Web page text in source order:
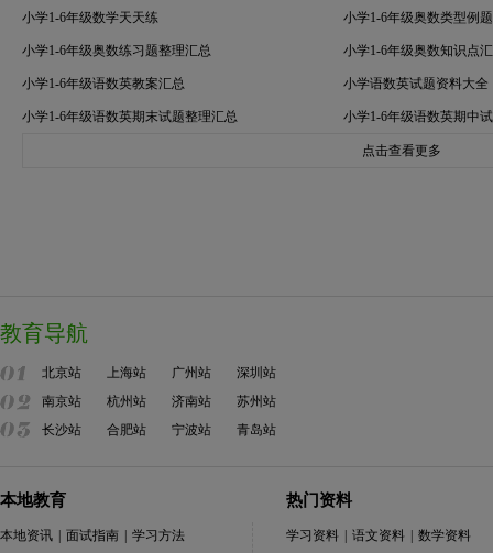
小学1-6年级数学天天练 小学1-6年级奥数类型例
小学1-6年级奥数练习题整理汇总 小学1-6年级奥数知识点
小学1-6年级语数英教案汇总 小学语数英试题资料大全
小学1-6年级语数英期末试题整理汇总 小学1-6年级语数英期中
点击查看更多
教育导航
北京站 上海站 广州站
深圳站
南京站
杭州站 济南站
苏州站
长沙站
合肥站 宁波站 青岛站
本地教育
本地资讯 面试指南
学习方法
热门资料
学习资料 语文资料
数学资料